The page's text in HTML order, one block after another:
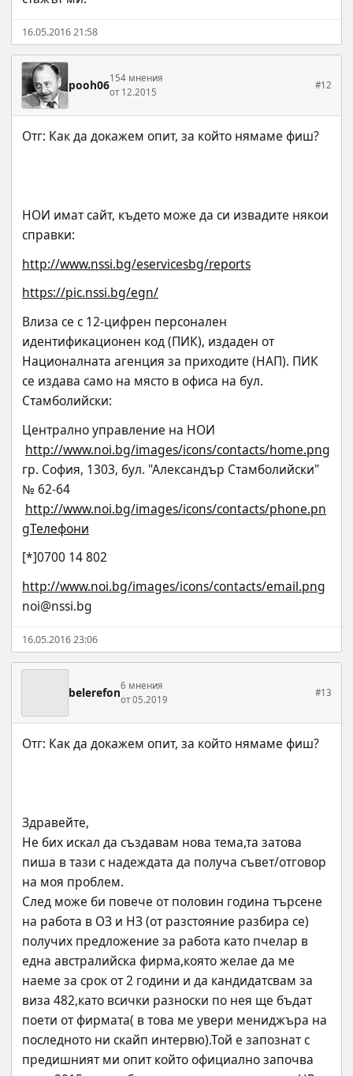
16.05.2016 21:58
pooh06154 мнения
от 12.2015
#12
НОИ имат сайт, където може да си извадите някои
справки:
http://www.nssi.bg/eservicesbg/reports
https://pic.nssi.bg/egn/
Влиза се с 12-цифрен персонален
идентификационен код (ПИК), издаден от
Националната агенция за приходите (НАП). ПИК
се издава само на място в офиса на бул.
Стамболийски:
Централно управление на НОИ
http://www.noi.bg/images/icons/contacts/home.png
гр. София, 1303, бул. "Александър Стамболийски"
№ 62-64
http://www.noi.bg/images/icons/contacts/phone.pn
gТелефони
[*]0700 14 802
http://www.noi.bg/images/icons/contacts/email.png
noi@nssi.bg
16.05.2016 23:06
belerefon6 мнения
от 05.2019
#13
Здравейте,
Не бих искал да създавам нова тема,та затова
пиша в тази с надеждата да получа съвет/отговор
на моя проблем.
След може би повече от половин година търсене
на работа в ОЗ и НЗ (от разстояние разбира се)
получих предложение за работа като пчелар в
една австралийска фирма,която желае да ме
наеме за срок от 2 години и да кандидатсвам за
виза 482,като всички разноски по нея ще бъдат
поети от фирмата( в това ме увери мениджъра на
последното ни скайп интервю).Той е запознат с
предишният ми опит който официално започва